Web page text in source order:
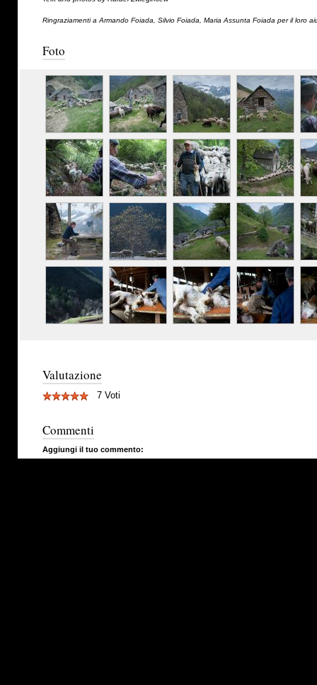
Ringraziamenti a Armando Foiada, Silvio Foiada, Maria Assunta Foiada per il loro
Foto
Valutazione
7 Voti
Commenti
Aggiungi il tuo commento: